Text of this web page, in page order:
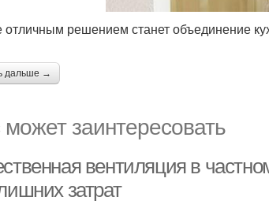
отличным решением станет объединение
дальше →
заинтересовать
вентиляция в
затрат